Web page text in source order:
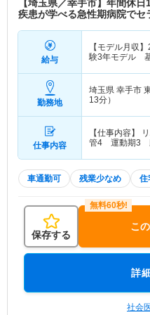
【埼玉県／幸手市】年間休
疾患が学べる急性期病院でセ
給与
【モデル月収】
験3年モデル
験3年モデル
く）
勤務地
埼玉県 幸手市
13分）
仕事内容
【仕事内容】
管4 運動期3
車通勤可 残業少なめ 住
保存する
こ
詳
社会